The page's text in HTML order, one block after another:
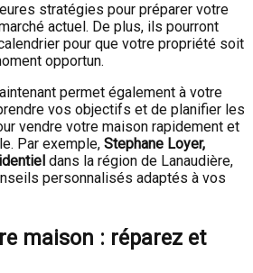
stratégies pour préparer votre
actuel. De plus, ils pourront
pour que votre propriété soit
opportun.
permet également à votre
vos objectifs et de planifier les
vendre votre maison rapidement et
Par exemple, Stephane Loyer,
dans la région de Lanaudière,
personnalisés adaptés à vos
maison : réparez et